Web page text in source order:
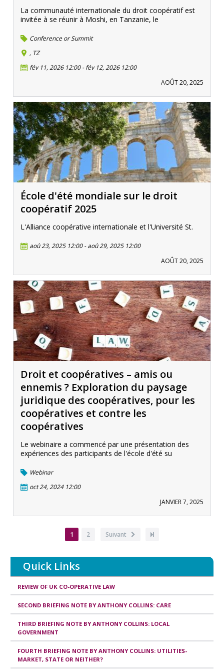
La communauté internationale du droit coopératif est
invitée à se réunir à Moshi, en Tanzanie, le
Conference or Summit
, TZ
fév 11, 2026 12:00-fév 12, 2026 12:00
AOÛT 20, 2025
École d'été mondiale sur le droit
coopératif 2025
L'Alliance coopérative internationale et l'Université St.
aoû 23, 2025 12:00-aoû 29, 2025 12:00
AOÛT 20, 2025
Droit et coopératives – amis ou
ennemis ? Exploration du paysage
juridique des coopératives, pour les
coopératives et contre les
coopératives
Le webinaire a commencé par une présentation des
expériences des participants de l'école d'été su
Webinar
oct 24, 2024 12:00
JANVIER 7, 2025
Page
courante
1 Page
2
Page
Suivant
Dernière
Quick Links
REVIEW OF UK CO-OPERATIVE LAW
SECOND BRIEFING NOTE BY ANTHONY COLLINS: CARE
THIRD BRIEFING NOTE BY ANTHONY COLLINS: LOCAL
GOVERNMENT
FOURTH BRIEFING NOTE BY ANTHONY COLLINS: UTILITIES-
MARKET, STATE OR NEITHER?